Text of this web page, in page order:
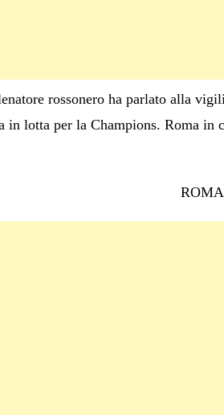
rossonero ha parlato alla
in lotta per la Champions. Roma